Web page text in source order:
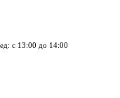
с 13:00 до 14:00